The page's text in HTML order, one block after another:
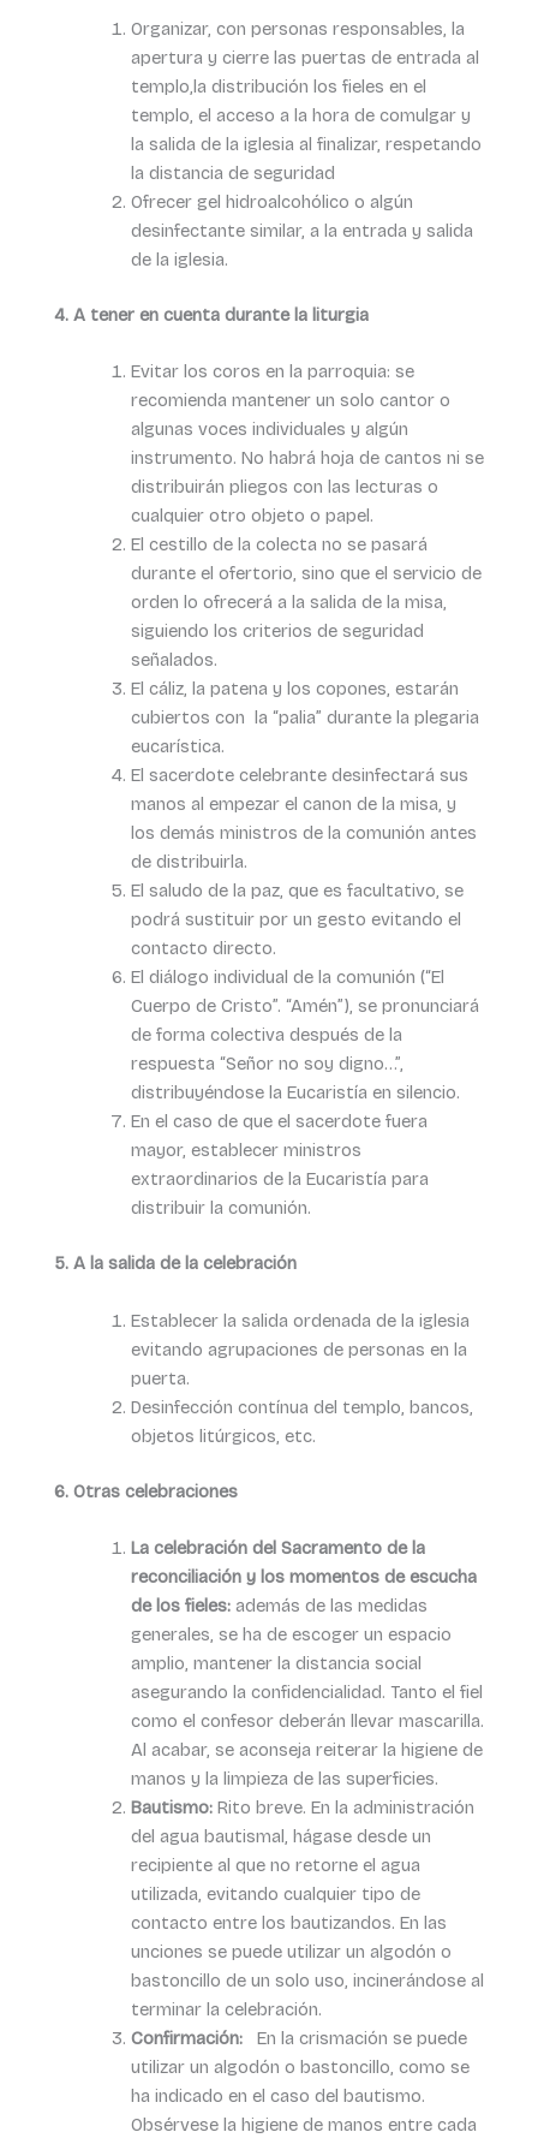
Organizar, con personas responsables, la
apertura y cierre las puertas de entrada al
templo,la distribución los fieles en el
templo, el acceso a la hora de comulgar y
la salida de la iglesia al finalizar, respetando
la distancia de seguridad
Ofrecer gel hidroalcohólico o algún
desinfectante similar, a la entrada y salida
de la iglesia.
4. A tener en cuenta durante la liturgia
Evitar los coros en la parroquia: se
recomienda mantener un solo cantor o
algunas voces individuales y algún
instrumento. No habrá hoja de cantos ni se
distribuirán pliegos con las lecturas o
cualquier otro objeto o papel.
El cestillo de la colecta no se pasará
durante el ofertorio, sino que el servicio de
orden lo ofrecerá a la salida de la misa,
siguiendo los criterios de seguridad
señalados.
El cáliz, la patena y los copones, estarán
cubiertos con la “palia” durante la plegaria
eucarística.
El sacerdote celebrante desinfectará sus
manos al empezar el canon de la misa, y
los demás ministros de la comunión antes
de distribuirla.
El saludo de la paz, que es facultativo, se
podrá sustituir por un gesto evitando el
contacto directo.
El diálogo individual de la comunión (“El
Cuerpo de Cristo”. “Amén”), se pronunciará
de forma colectiva después de la
respuesta “Señor no soy digno…”,
distribuyéndose la Eucaristía en silencio.
En el caso de que el sacerdote fuera
mayor, establecer ministros
extraordinarios de la Eucaristía para
distribuir la comunión.
5. A la salida de la celebración
Establecer la salida ordenada de la iglesia
evitando agrupaciones de personas en la
puerta.
Desinfección contínua del templo, bancos,
objetos litúrgicos, etc.
6. Otras celebraciones
La celebración del Sacramento de la
reconciliación y los momentos de escucha
de los fieles:además de las medidas
generales, se ha de escoger un espacio
amplio, mantener la distancia social
asegurando la confidencialidad. Tanto el fiel
como el confesor deberán llevar mascarilla.
Al acabar, se aconseja reiterar la higiene de
manos y la limpieza de las superficies.
Bautismo: Rito breve. En la administración
del agua bautismal, hágase desde un
recipiente al que no retorne el agua
utilizada, evitando cualquier tipo de
contacto entre los bautizandos. En las
unciones se puede utilizar un algodón o
bastoncillo de un solo uso, incinerándose al
terminar la celebración.
Confirmación:En la crismación se puede
utilizar un algodón o bastoncillo, como se
ha indicado en el caso del bautismo.
Obsérvese la higiene de manos entre cada